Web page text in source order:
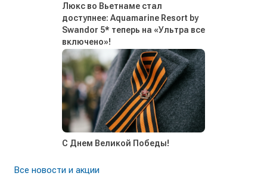
Люкс во Вьетнаме стал
доступнее: Aquamarine Resort by
Swandor 5* теперь на «Ультра все
включено»!
С Днем Великой Победы!
Все новости и акции